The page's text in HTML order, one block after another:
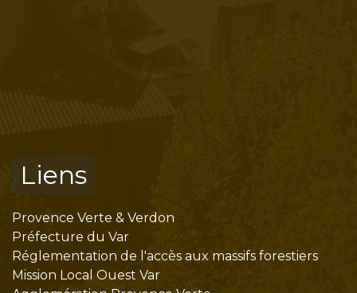
Liens
Provence Verte & Verdon
Préfecture du Var
Réglementation de l'accès aux massifs forestiers
Mission Local Ouest Var